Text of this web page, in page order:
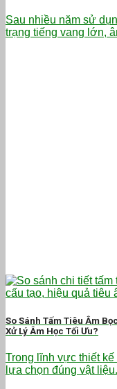
Sau nhiều năm sử
trạng tiếng vang lớn,
So Sánh Tấm Tiêu Âm
Xử Lý Âm Học Tối Ưu?
Trong lĩnh vực thiết
lựa chọn đúng vật